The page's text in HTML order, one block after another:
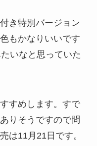
き特別バージョン
もかなりいいです
いなと思っていた
すめします。すで
りそうですので問
は11月21日です。